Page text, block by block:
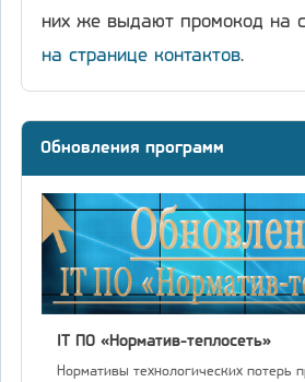
них же выдают промокод на
на странице контактов.
Обновления программ
IT ПО «Норматив-теплосеть»
Нормативы технологических потерь